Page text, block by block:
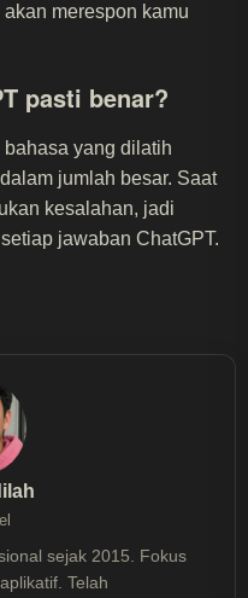
merespon kamu
pasti benar?
yang dilatih
jumlah besar. Saat
kesalahan, jadi
jawaban ChatGPT.
sejak 2015. Fokus
Telah